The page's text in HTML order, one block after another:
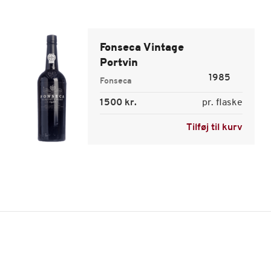
Fonseca Vintage
Portvin
Fonseca 1985
1500 kr. pr. flaske
Tilføj til kurv